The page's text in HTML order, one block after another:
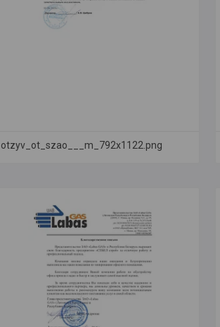
otzyv_ot_szao___m_792x1122.png